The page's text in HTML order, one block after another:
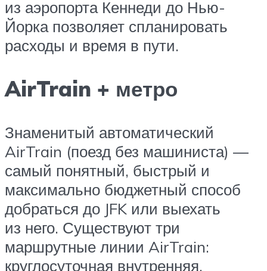
из аэропорта Кеннеди до Нью-
Йорка позволяет спланировать
расходы и время в пути.
AirTrain + метро
Знаменитый автоматический
AirTrain (поезд без машиниста) —
самый понятный, быстрый и
максимально бюджетный способ
добраться до JFK или выехать
из него. Существуют три
маршрутные линии AirTrain:
круглосуточная внутренняя,